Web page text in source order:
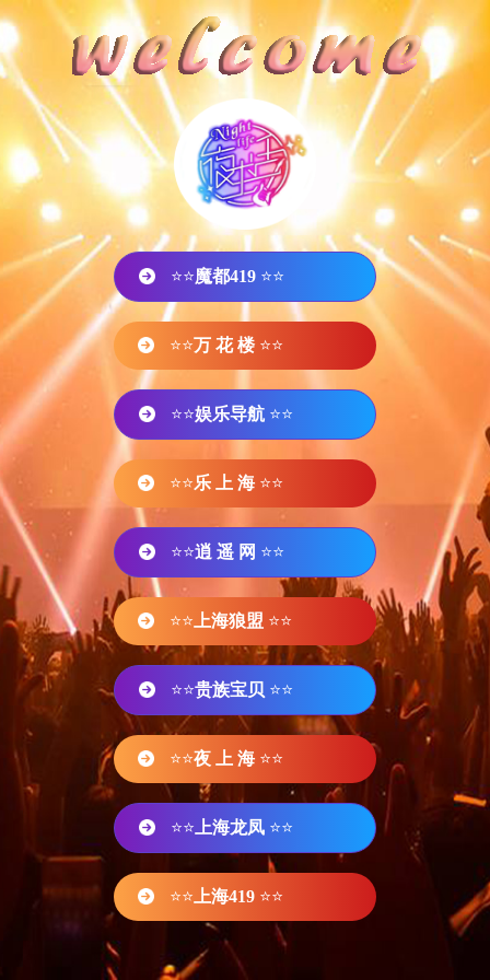
⭐⭐魔都419 ⭐⭐
⭐⭐万 花 楼 ⭐⭐
⭐⭐娱乐导航 ⭐⭐
⭐⭐乐 上 海 ⭐⭐
⭐⭐逍 遥 网 ⭐⭐
⭐⭐ 上海狼盟 ⭐⭐
⭐⭐贵族宝贝 ⭐⭐
⭐⭐夜 上 海 ⭐⭐
⭐⭐ 上海龙凤 ⭐⭐
⭐⭐ 上海419 ⭐⭐